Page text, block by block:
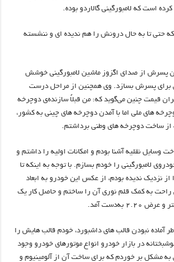
است که لامبورگینیگالاردو بوده.
حتیتا به حال درونش را همندیده ای وننشسته
پسرش از صدای اگزوز ماشین لامبورگینی خوشش
برای پسرش بسازد. وی همچنین از مراحل درست
قیمت چنینمی‌گوید که: من قبلاً سازنده‌ی دوچرخه
های ملی اما با آمدندوچرخه های چینی به کشور،
از ساختدوچرخه های وطنی برداشتم.
وسایل نقلیه آشنا بودم و امکانات اولیه را داشتم و
لامبورگینی را خودم بسازم. باتوجه به اینکهتا
از نزدیک ندیده بودم، از عکس این خودرو به ابعاد
راحت به کمک قلم نوری آن را ساختم و حاصل کاریک
و عرض 2.20 به‌دست آمد.
آماده نبودن قالب های داشبورد، خودم قالب هایش را
در بازار خودرو انواع موتورهای خودرو وجود
به مشکلبر خوردم که برای ساخت آن از آلومینیوم و